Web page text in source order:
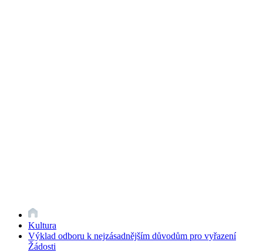
Kultura
Výklad odboru k nejzásadnějším důvodům pro vyřazení
Žádosti